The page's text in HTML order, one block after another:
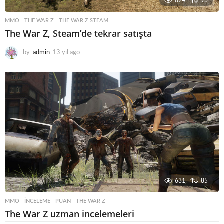
MMO THE WAR Z ,THE WAR Z STEAM
The War Z, Steam’de tekrar satışta
by admin 13 yıl ago
y
a
o
631 85
MMO INCELEME ,PUAN ,THE WAR Z
The War Z uzman incelemeleri